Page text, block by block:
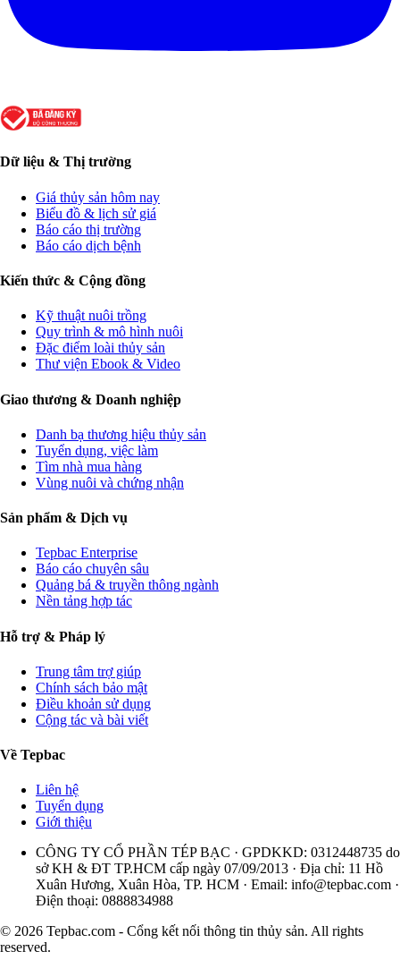
Dữ liệu & Thị trường
Giá thủy sản hôm nay
Biểu đồ & lịch sử giá
Báo cáo thị trường
Báo cáo dịch bệnh
Kiến thức & Cộng đồng
Kỹ thuật nuôi trồng
Quy trình & mô hình nuôi
Đặc điểm loài thủy sản
Thư viện Ebook & Video
Giao thương & Doanh nghiệp
Danh bạ thương hiệu thủy sản
Tuyển dụng, việc làm
Tìm nhà mua hàng
Vùng nuôi và chứng nhận
Sản phẩm & Dịch vụ
Tepbac Enterprise
Báo cáo chuyên sâu
Quảng bá & truyền thông ngành
Nền tảng hợp tác
Hỗ trợ & Pháp lý
Trung tâm trợ giúp
Chính sách bảo mật
Điều khoản sử dụng
Cộng tác và bài viết
Về Tepbac
Liên hệ
Tuyển dụng
Giới thiệu
CÔNG TY CỔ PHẦN TÉP BẠC · GPDKKD: 0312448735 do
sở KH & ĐT TP.HCM cấp ngày 07/09/2013 · Địa chỉ: 11 Hồ
Xuân Hương, Xuân Hòa, TP. HCM · Email: info@tepbac.com ·
Điện thoại: 0888834988
© 2026 Tepbac.com - Cổng kết nối thông tin thủy sản. All rights
reserved.